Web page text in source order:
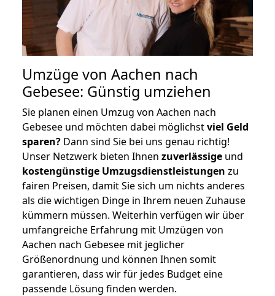
Umzüge von Aachen nach
Gebesee: Günstig umziehen
Sie planen einen Umzug von Aachen nach
Gebesee und möchten dabei möglichstviel Geld
sparen? Dann sind Sie bei uns genau richtig!
Unser Netzwerk bieten Ihnen zuverlässige und
kostengünstige Umzugsdienstleistungen zu
fairen Preisen, damit Sie sich um nichts anderes
als die wichtigen Dinge in Ihrem neuen Zuhause
kümmern müssen. Weiterhin verfügen wir über
umfangreiche Erfahrung mit Umzügen von
Aachen nach Gebesee mit jeglicher
Größenordnung und können Ihnen somit
garantieren, dass wir für jedes Budget eine
passende Lösung finden werden.